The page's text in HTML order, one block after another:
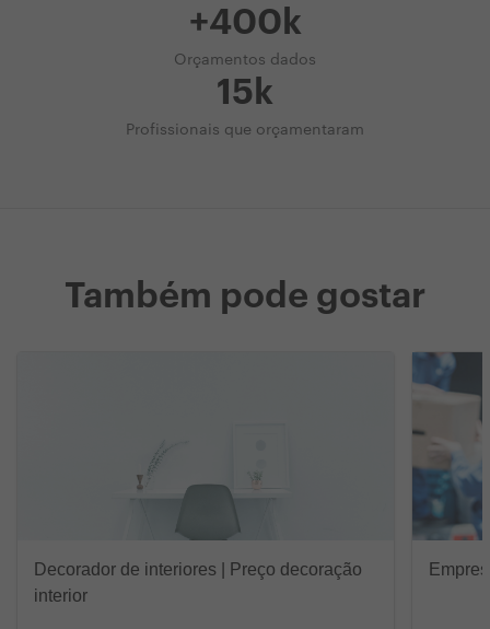
+400k
Orçamentos dados
15k
Profissionais que orçamentaram
Também pode gostar
Decorador de interiores | Preço decoração
interior